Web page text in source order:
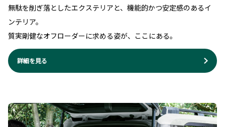
無駄を削ぎ落としたエクステリアと、機能的かつ安定感のあるイ
ンテリア。
質実剛健なオフローダーに求める姿が、ここにある。
詳細を見る